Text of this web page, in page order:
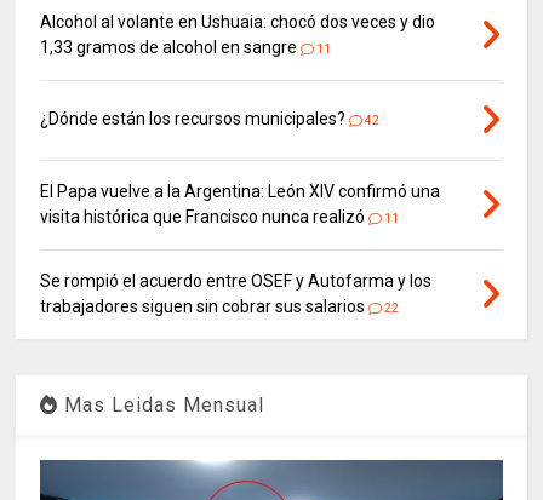
Alcohol al volante en Ushuaia: chocó dos veces y dio
1,33 gramos de alcohol en sangre
11
¿Dónde están los recursos municipales? 42
El Papa vuelve a la Argentina: León XIV confirmó una
visita histórica que Francisco nunca realizó
11
Se rompió el acuerdo entre OSEF y Autofarma y los
trabajadores siguen sin cobrar sus salarios
22
Mas Leidas Mensual